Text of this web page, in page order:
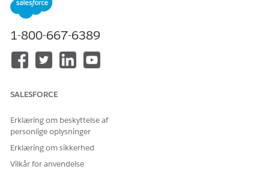
Sciences Cloud, Life Sciences Cloud for Customer
Engagement-tilføjelsesprogramlicens og den
BRUGERTILLADELSER PÅKRÆVET
1-800-667-6389
SALESFORCE
Erklæring om beskyttelse af
personlige oplysninger
Erklæring om sikkerhed
Vilkår for anvendelse